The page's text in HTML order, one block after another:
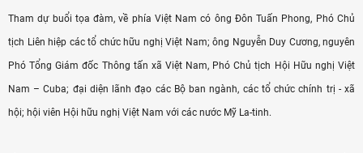
Tham dự buổi tọa đàm, về phía Việt Nam có ông Đôn Tuấn Phong, Phó Chủ
tịch Liên hiệp các tổ chức hữu nghị Việt Nam; ông Nguyễn Duy Cương, nguyên
Phó Tổng Giám đốc Thông tấn xã Việt Nam, Phó Chủ tịch Hội Hữu nghị Việt
Nam – Cuba; đại diện lãnh đạo các Bộ ban ngành, các tổ chức chính trị - xã
hội; hội viên Hội hữu nghị Việt Nam với các nước Mỹ La-tinh.